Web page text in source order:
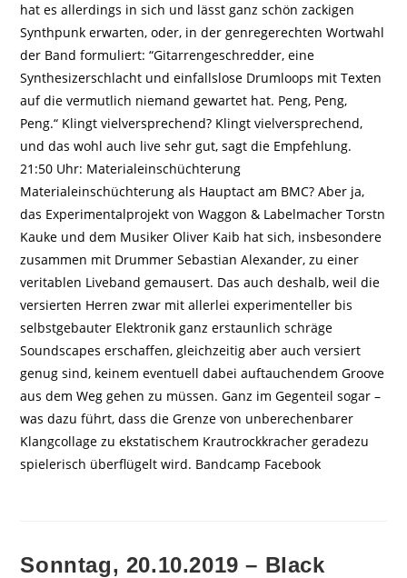
hat es allerdings in sich und lässt ganz schön zackigen
Synthpunk erwarten, oder, in der genregerechten Wortwahl
der Band formuliert: “Gitarrengeschredder, eine
Synthesizerschlacht und einfallslose Drumloops mit Texten
auf die vermutlich niemand gewartet hat. Peng, Peng,
Peng.“ Klingt vielversprechend? Klingt vielversprechend,
und das wohl auch live sehr gut, sagt die Empfehlung.
21:50 Uhr: Material­einschüchterung
Materialeinschüchterung als Hauptact am BMC? Aber ja,
das Experimentalprojekt von Waggon & Labelmacher Torstn
Kauke und dem Musiker Oliver Kaib hat sich, insbeson­dere
zusammen mit Drummer Sebastian Alexander, zu einer
veritablen Liveband ge­mausert. Das auch deshalb, weil die
ver­sier­ten Herren zwar mit allerlei experi­men­teller bis
selbst­gebauter Elektronik ganz er­staun­lich schräge
Soundscapes erschaffen, gleich­zeitig aber auch versiert
genug sind, keinem eventuell dabei auftauchendem Groove
aus dem Weg gehen zu müssen. Ganz im Gegen­teil sogar –
was dazu führt, dass die Grenze von unbe­rechen­barer
Klang­collage zu ek­sta­tischem Kraut­rock­kracher geradezu
spielerisch überflügelt wird. Bandcamp Facebook
Sonntag, 20.10.2019 – Black